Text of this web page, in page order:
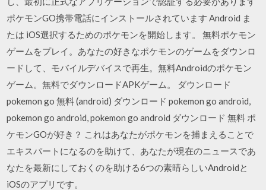
ポケモンGO携帯電話にインストールされています Android ま
たは iOS選択するためのポケモンを開始します。 無料ポケモン
ゲームをプレイ。あなたの好きなポケモンのゲームをダウンロ
ードして、モバイルデバイスで再生。無料Androidのポケモン
ゲーム。無料でダウンロードAPKゲーム。 ダウンロード
pokemon go 無料 (android) ダウンロード pokemon go android,
pokemon go android, pokemon go android ダウンロード 無料 ポ
ケモンGOが好き？ これはあなたがポケモンを捕まえることで
エキスパートになるのを助けて、あなたが現在のニュースであ
なたを最新にしておくのを助ける6つの素晴らしいAndroidと
iOSのアプリです。